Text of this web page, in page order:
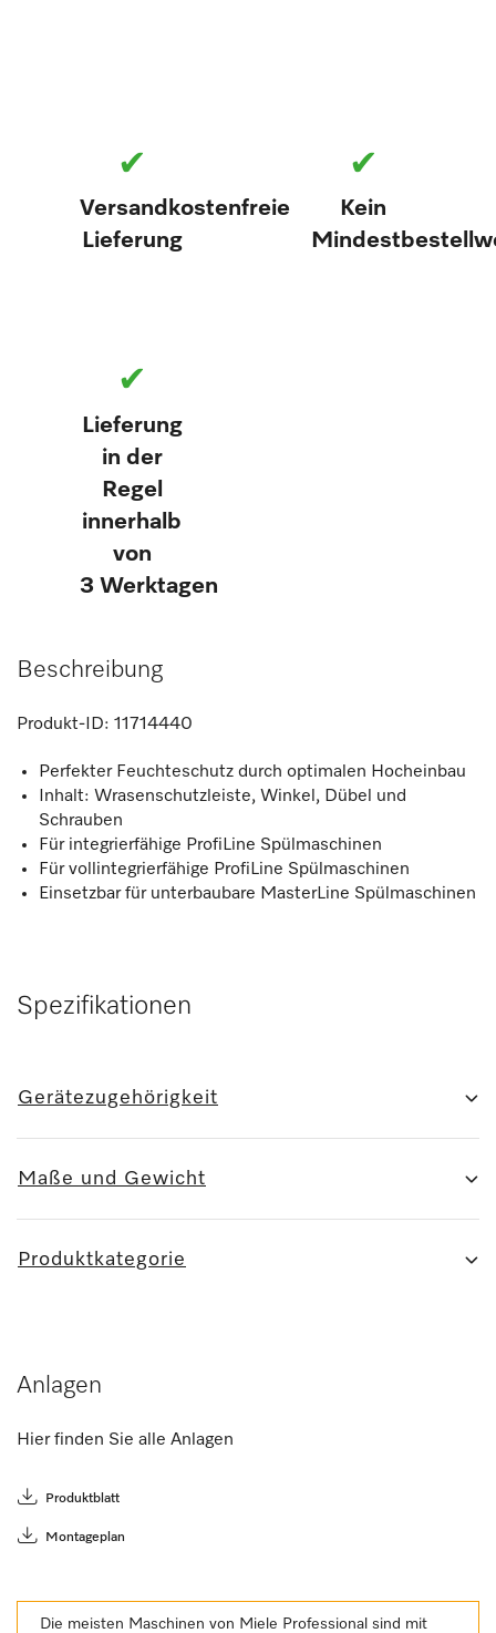
✔
Versandkostenfreie
Lieferung
✔
Kein
✔
Lieferung
in der
Regel
innerhalb
von
3 Werktagen
Beschreibung
Produkt-ID: 11714440
Perfekter Feuchteschutz durch optimalen Hocheinbau
Inhalt: Wrasenschutzleiste, Winkel, Dübel und
Schrauben
Für integrierfähige ProfiLine Spülmaschinen
Für vollintegrierfähige ProfiLine Spülmaschinen
Einsetzbar für unterbaubare MasterLine Spülmaschinen
Spezifikationen
Gerätezugehörigkeit
Maße und Gewicht
Produktkategorie
Anlagen
Hier finden Sie alle Anlagen
Produktblatt
Montageplan
Die meisten Maschinen von Miele Professional sind mit